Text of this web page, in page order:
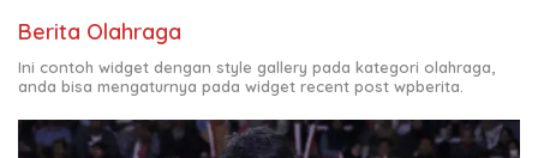
Berita Olahraga
Ini contoh widget dengan style gallery pada kategori olahraga,
anda bisa mengaturnya pada widget recent post wpberita.